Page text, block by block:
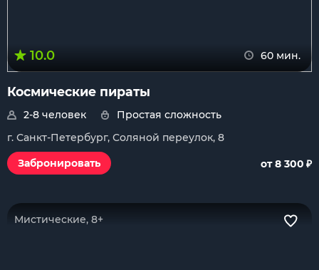
10.0 60 мин.
Космические пираты
2-8 человек
Простая сложность
г. Санкт-Петербург, Соляной переулок, 8
Забронировать
от 8 300 ₽
Мистические, 8+